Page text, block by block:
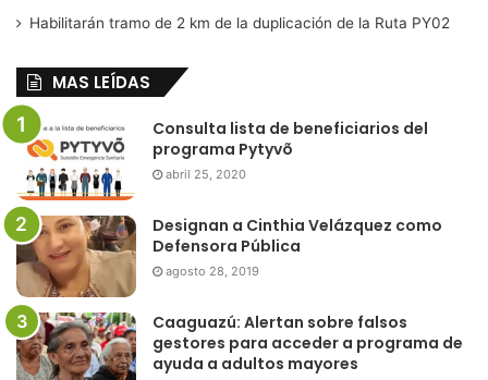
Habilitarán tramo de 2 km de la duplicación de la Ruta PY02
MAS LEÍDAS
Consulta lista de beneficiarios del
programa Pytyvõ
abril 25, 2020
Designan a Cinthia Velázquez como
Defensora Pública
agosto 28, 2019
Caaguazú: Alertan sobre falsos
gestores para acceder a programa de
ayuda a adultos mayores